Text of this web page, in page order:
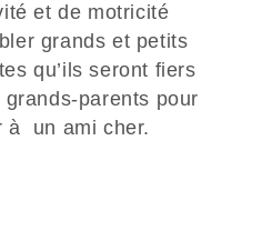
et de motricité
grands et petits
qu’ils seront fiers
parents pour
à un ami cher.